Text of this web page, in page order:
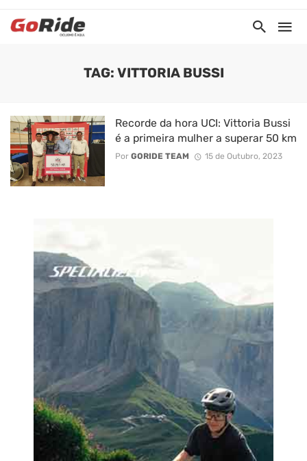
TAG: VITTORIA BUSSI
Recorde da hora UCI: Vittoria Bussi
é a primeira mulher a superar 50 km
Por GORIDE TEAM 15 de Outubro, 2023